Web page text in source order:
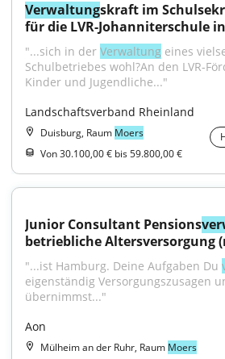
Verwaltungskraft im
für die LVR-Johanniterschule
"...sich in der Verwaltung eines
Schulbetriebes wohl?An den LVR-
Kinder und Jugendliche..."
Landschaftsverband Rheinland
Duisburg, Raum Moers
Von 30.100,00 € bis 59.800,00 €
Junior Consultant Pensions
betriebliche Altersversorgung
"...ist Hamburg. Deine Aufgaben Du
eigenständig Versorgungszusagen
übernimmst..."
Aon
Mülheim an der Ruhr, Raum Moers